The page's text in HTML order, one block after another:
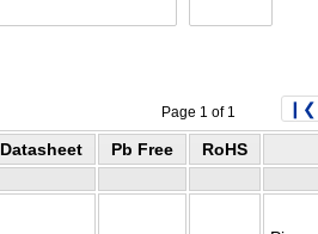
Page 1 of 1 ❙❮
Datasheet Pb Free RoHS